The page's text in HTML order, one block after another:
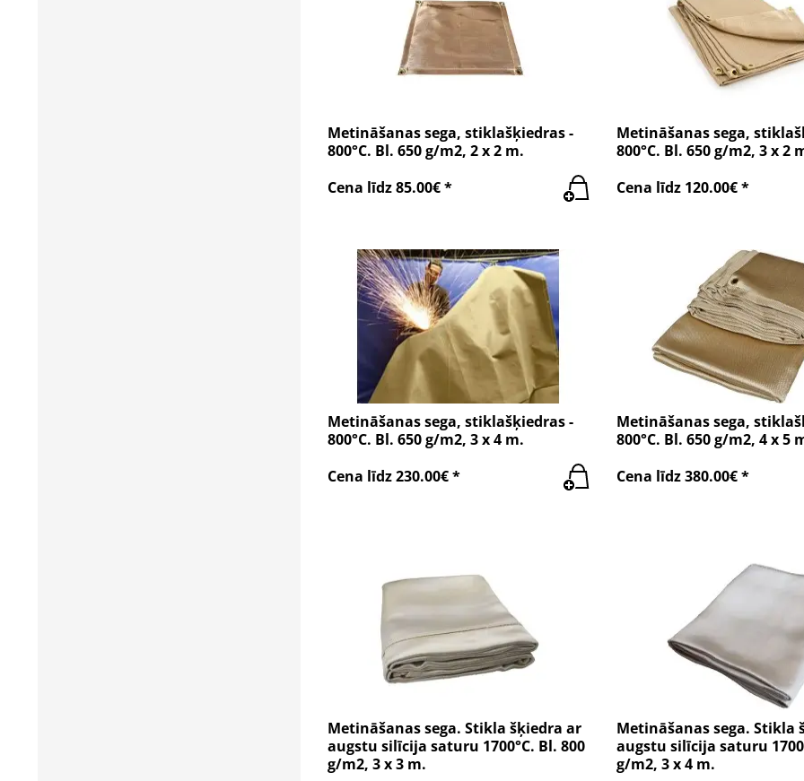
Metināšanas sega, stiklašķiedras -
800°C. Bl. 650 g/m2, 2 x 2 m.
Cena līdz 85.00€ *
Metināšanas sega,
800°C. Bl. 650 g/m2, 3 x 2
Cena līdz 120.00€ *
Metināšanas sega, stiklašķiedras -
800°C. Bl. 650 g/m2, 3 x 4 m.
Cena līdz 230.00€ *
Metināšanas sega,
800°C. Bl. 650 g/m2, 4 x 5
Cena līdz 380.00€ *
Metināšanas sega. Stikla šķiedra ar
augstu silīcija saturu 1700°C. Bl. 800
g/m2, 3 x 3 m.
Metināšanas sega. Stikla
augstu silīcija saturu
g/m2, 3 x 4 m.